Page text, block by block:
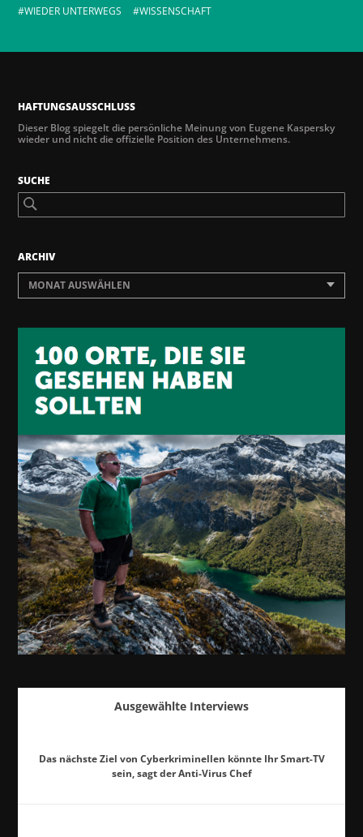
WIEDER UNTERWEGS
WISSENSCHAFT
HAFTUNGSAUSSCHLUSS
Dieser Blog spiegelt die persönliche Meinung von Eugene Kaspersky
wieder und nicht die offizielle Position des Unternehmens.
SUCHE
ARCHIV
MONAT AUSWÄHLEN
Ausgewählte Interviews
Das nächste Ziel von Cyberkriminellen könnte Ihr Smart-TV
sein, sagt der Anti-Virus Chef